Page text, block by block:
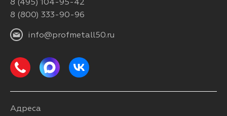
8 (800) 333-90-96
info@profmetall50.ru
Адреса